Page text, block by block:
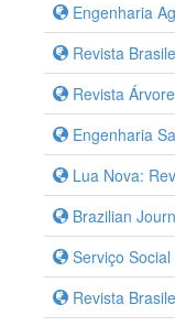
Engenharia
Revista
Revista Árvore
Engenharia
Lua Nova:
Brazilian
Serviço
Revista